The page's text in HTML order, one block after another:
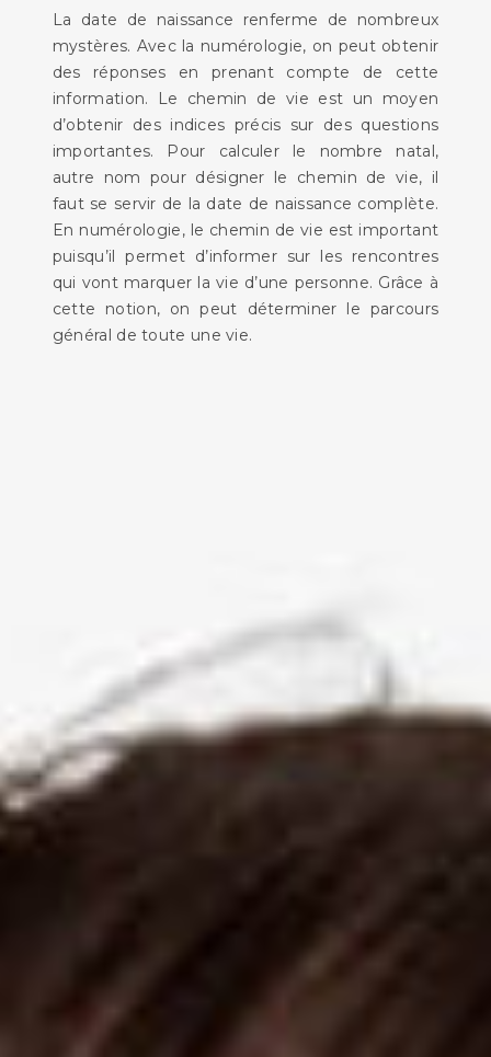
La date de naissance renferme de nombreux
mystères. Avec la numérologie, on peut obtenir
des réponses en prenant compte de cette
information. Le chemin de vie est un moyen
d’obtenir des indices précis sur des questions
importantes. Pour calculer le nombre natal,
autre nom pour désigner le chemin de vie, il
faut se servir de la date de naissance complète.
En numérologie, le chemin de vie est important
puisqu’il permet d’informer sur les rencontres
qui vont marquer la vie d’une personne. Grâce à
cette notion, on peut déterminer le parcours
général de toute une vie.